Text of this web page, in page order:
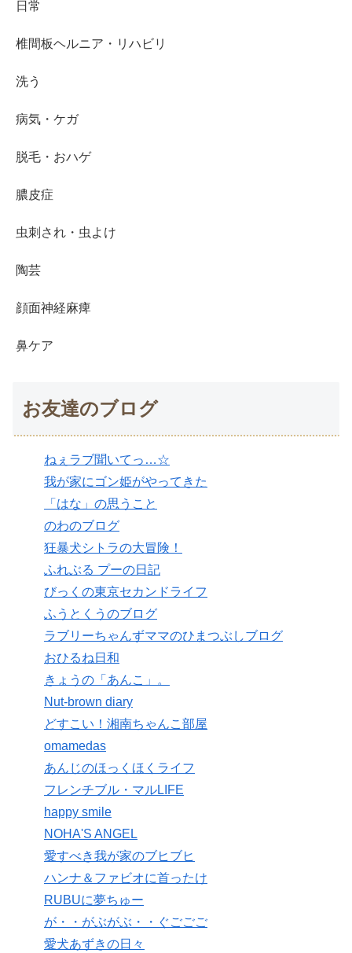
日常
椎間板ヘルニア・リハビリ
洗う
病気・ケガ
脱毛・おハゲ
膿皮症
虫刺され・虫よけ
陶芸
顔面神経麻痺
鼻ケア
お友達のブログ
ねぇラブ聞いてっ…☆
我が家にゴン姫がやってきた
「はな」の思うこと
のわのブログ
狂暴犬シトラの大冒険！
ふれぶる プーの日記
びっくの東京セカンドライフ
ふうとくうのブログ
ラブリーちゃんずママのひまつぶしブログ
おひるね日和
きょうの「あんこ」。
Nut-brown diary
どすこい！湘南ちゃんこ部屋
omamedas
あんじのほっくほくライフ
フレンチブル・マルLIFE
happy smile
NOHA'S ANGEL
愛すべき我が家のブヒブヒ
ハンナ＆ファビオに首ったけ
RUBUに夢ちゅー
が・・がぶがぶ・・ぐごごご
愛犬あずきの日々